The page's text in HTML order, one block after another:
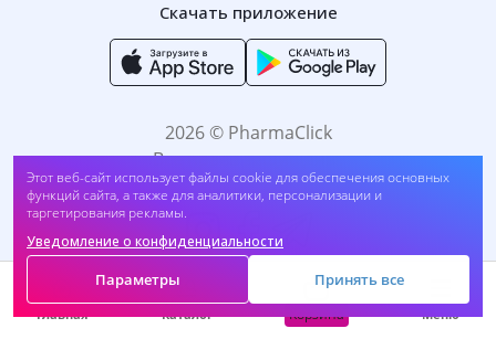
Этот веб-сайт использует файлы cookie для обеспечения основных
функций сайта, а также для аналитики, персонализации и
таргетирования рекламы.
Уведомление о конфиденциальности
Параметры Принять все
Скачать приложение
2026 © PharmaClick
Все права защищены.
Принимаем к оплате:
Главная Каталог Корзина Меню